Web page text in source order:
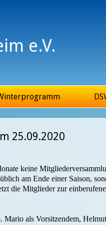
e.V.
25.09.2020
keine
am Ende einer Saison,
die Mitglieder zur
Mario als Vorsitzendem,